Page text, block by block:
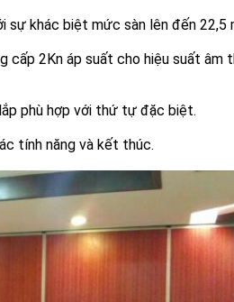
sự khác biệt mức sàn lên đến 22,5
2Kn áp suất cho hiệu suất âm
phù hợp với thứ tự đặc biệt.
tính năng và kết thúc.